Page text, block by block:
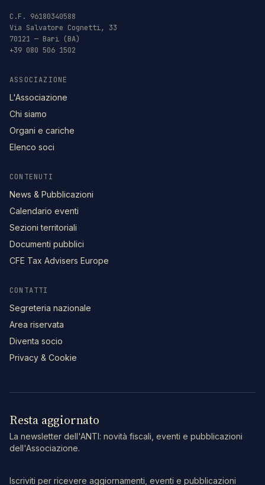
C.F. 96180340588
Via Salvatore Cognetti, 33
70121 — Bari (BA)
+39 080 506 1502
ASSOCIAZIONE
L'Associazione
Chi siamo
Organi e cariche
Elenco soci
CONTENUTI
News & Pubblicazioni
Calendario eventi
Sezioni territoriali
Documenti pubblici
CFE Tax Advisers Europe
CONTATTI
Segreteria nazionale
Area riservata
Diventa socio
Privacy & Cookie
Resta aggiornato
La newsletter dell'ANTI: novità fiscali, eventi e pubblicazioni
dell'Associazione.
Iscriviti per ricevere aggiornamenti, eventi e pubblicazioni